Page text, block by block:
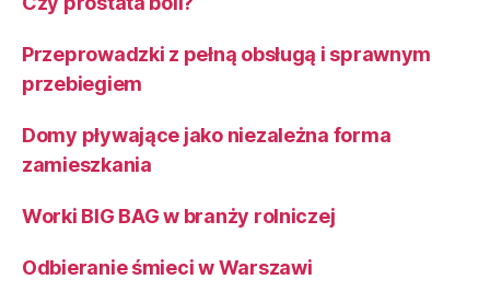
Przeprowadzki z pełną obsługą i sprawnym
przebiegiem
Domy pływające jako niezależna forma
zamieszkania
Worki BIG BAG w branży rolniczej
Odbieranie śmieci w Warszawi